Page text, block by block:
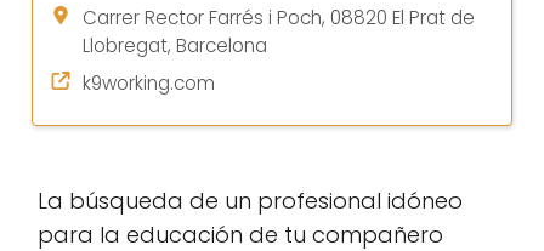
Carrer Rector Farrés i Poch, 08820 El Prat de
Llobregat, Barcelona
k9working.com
La búsqueda de un profesional idóneo
para la educación de tu compañero